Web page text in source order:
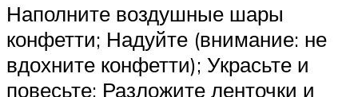
Наполните воздушные шары
конфетти; Надуйте (внимание: не
вдохните конфетти); Украсьте и
повесьте; Разложите ленточки и